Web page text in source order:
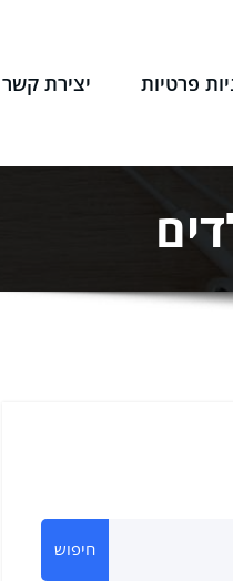
פרטיות יצירת קשר
חיפוש